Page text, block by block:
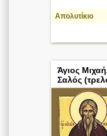
Απολυτίκιο
Άγιος
Σαλός